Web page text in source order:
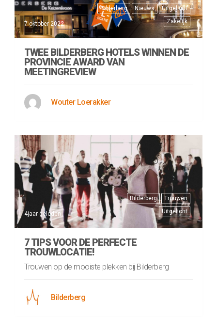
Bilderberg Nieuws
Uitgelicht
Zakelijk
7 oktober 2022
TWEE BILDERBERG HOTELS WINNEN DE
PROVINCIE AWARD VAN
MEETINGREVIEW
Wouter Loerakker
Bilderberg
Trouwen
Uitgelicht
4jaar geleden
7 TIPS VOOR DE PERFECTE
TROUWLOCATIE!
Trouwen op de mooiste plekken bij Bilderberg
Bilderberg